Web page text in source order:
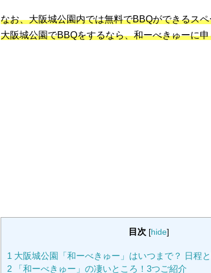
なお、大阪城公園内では無料でBBQができるス
大阪城公園でBBQをするなら、和ーべきゅーに
目次 [hide]
1 大阪城公園「和ーべきゅー」はいつまで？ 日程
2 「和ーべきゅー」の凄いところ！3つご紹介